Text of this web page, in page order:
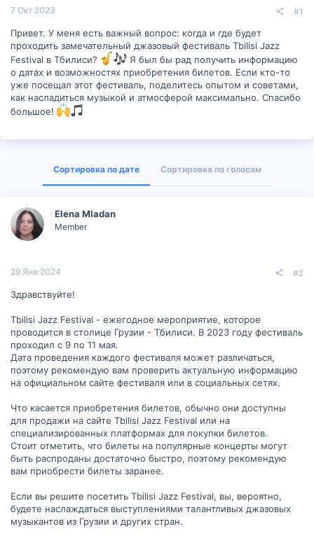
7 Окт 2023 #1
Привет. У меня есть важный вопрос: когда и где будет
проходить замечательный джазовый фестиваль Tbilisi Jazz
Festival в Тбилиси?
Я был бы рад получить информацию
о датах и возможностях приобретения билетов. Если кто-то
уже посещал этот фестиваль, поделитесь опытом и советами,
как насладиться музыкой и атмосферой максимально. Спасибо
большое!
Сортировка по дате Сортировка по голосам
Elena Mladan
Member
29 Янв 2024 #2
Здравствуйте!
Tbilisi Jazz Festival - ежегодное мероприятие, которое
проводится в столице Грузии - Тбилиси. В 2023 году фестиваль
проходил с 9 по 11 мая.
Дата проведения каждого фестиваля может различаться,
поэтому рекомендую вам проверить актуальную информацию
на официальном сайте фестиваля или в социальных сетях.
Что касается приобретения билетов, обычно они доступны
для продажи на сайте Tbilisi Jazz Festival или на
специализированных платформах для покупки билетов.
Стоит отметить, что билеты на популярные концерты могут
быть распроданы достаточно быстро, поэтому рекомендую
вам приобрести билеты заранее.
Если вы решите посетить Tbilisi Jazz Festival, вы, вероятно,
будете наслаждаться выступлениями талантливых джазовых
музыкантов из Грузии и других стран.